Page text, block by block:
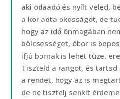
aki odaadó és nyílt veled,
a kor adta okosságot, de
hogy az idő önmagában
bölcsességet, óbor is
ifjú bornak is lehet tüze,
Tiszteld a rangot, és tartsd
a rendet, hogy az is
de ne tisztelj senkit